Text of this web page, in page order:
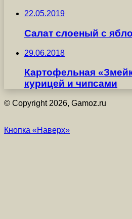
22.05.2019
Салат слоеный с
29.06.2018
Картофельная
курицей и чипсами
© Copyright 2026, Gamoz.ru
Кнопка «Наверх»